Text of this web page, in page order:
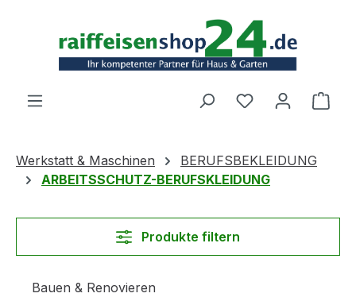
Werkstatt & Maschinen
BERUFSBEKLEIDUNG
ARBEITSSCHUTZ-BERUFSKLEIDUNG
Produkte filtern
Bauen & Renovieren